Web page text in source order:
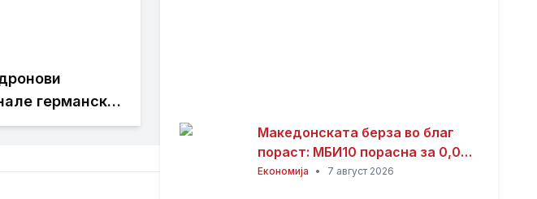
германски
брод
Македонската берза во благ
пораст: МБИ10 порасна за 0,08
отсто, најтргувани акциите на
Економија • 7 август 2026